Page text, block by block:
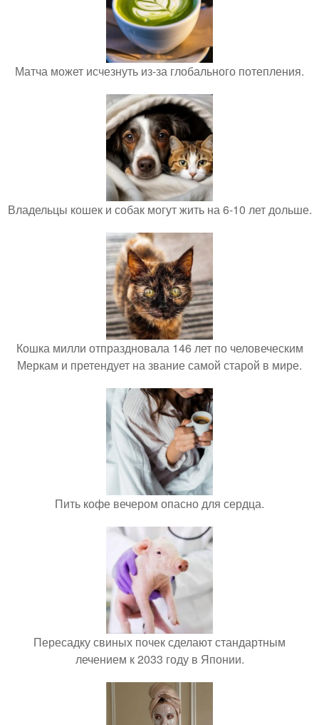
Матча может исчезнуть из-за глобального потепления.
Владельцы кошек и собак могут жить на 6-10 лет дольше.
Кошка милли отпраздновала 146 лет по человеческим
Меркам и претендует на звание самой старой в мире.
Пить кофе вечером опасно для сердца.
Пересадку свиных почек сделают стандартным
лечением к 2033 году в Японии.